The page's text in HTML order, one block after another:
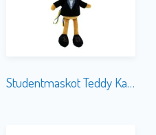
Studentmaskot Teddy Kavaj